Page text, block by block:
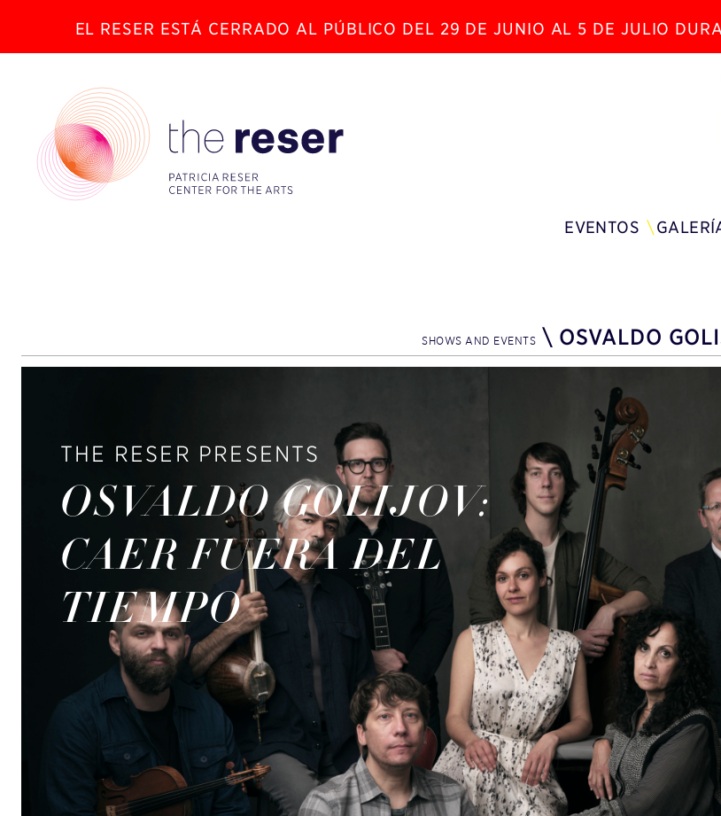
EL RESER ESTÁ CERRADO AL PÚBLICO DEL 29 DE JUNIO AL 5 DE JULIO
EVENTOS
SHOWS AND EVENTS \ OSVALDO
THE RESER PRESENTS
OSVALDO GOLIJOV:
CAER FUERA DEL
TIEMPO